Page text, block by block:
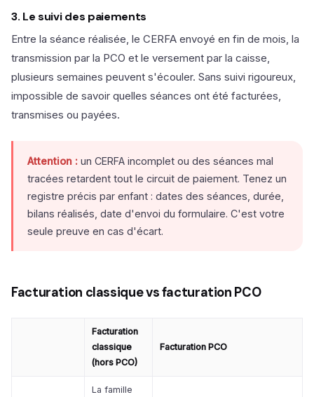
3. Le suivi des paiements
Entre la séance réalisée, le CERFA envoyé en fin de mois, la
transmission par la PCO et le versement par la caisse,
plusieurs semaines peuvent s'écouler. Sans suivi rigoureux,
impossible de savoir quelles séances ont été facturées,
transmises ou payées.
Attention : un CERFA incomplet ou des séances mal
tracées retardent tout le circuit de paiement. Tenez un
registre précis par enfant : dates des séances, durée,
bilans réalisés, date d'envoi du formulaire. C'est votre
seule preuve en cas d'écart.
Facturation classique vs facturation PCO
Facturation
classique
(hors PCO)
Facturation PCO
La famille